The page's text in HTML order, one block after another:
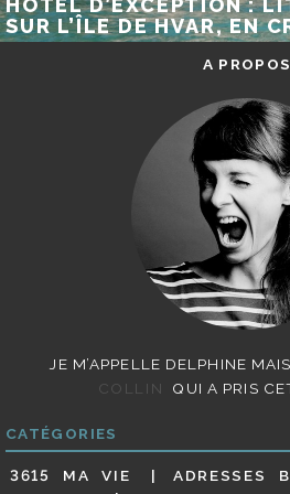
HÔTEL D’EXCEPTION :
SUR L’ÎLE DE HVAR, EN
A PROPOS
JE M’APPELLE DELPHINE
COLLIN
QUI A PRIS
CATÉGORIES
3615 MA VIE ADRESSES